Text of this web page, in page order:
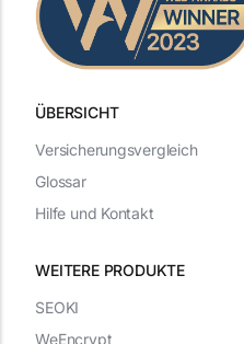
ÜBERSICHT
WEITERE PRODUKTE
Versicherungsvergleich
Glossar
Hilfe und Kontakt
SEOKI
WeEncrypt